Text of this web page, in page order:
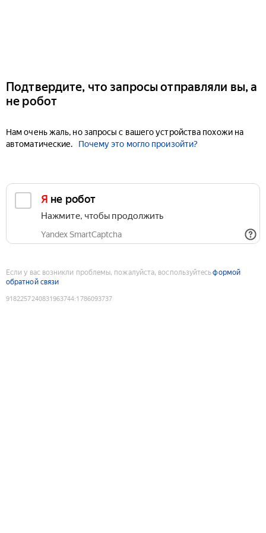
Подтвердите, что запросы отправляли вы, а
не робот
Нам очень жаль, но запросы с вашего устройства похожи на
автоматические.
Почему это могло произойти?
Я не робот
Нажмите, чтобы продолжить
Yandex SmartCaptcha
Если у вас возникли проблемы, пожалуйста, воспользуйтесьформой
обратной связи
9182257240831963744:1786093737